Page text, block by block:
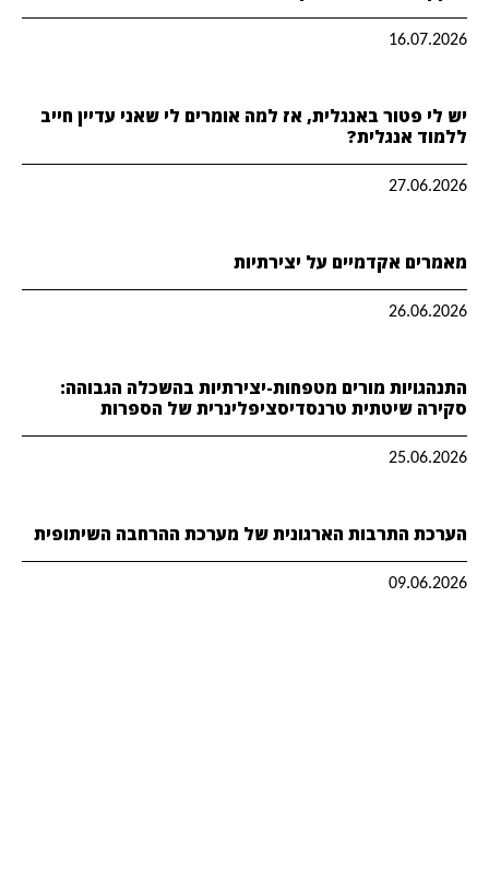
16.07.2026
יש לי פטור באנגלית, אז למה אומרים לי שאני עדיין חייב
ללמוד אנגלית?
27.06.2026
מאמרים אקדמיים על יצירתיות
26.06.2026
התנהגויות מורים מטפחות-יצירתיות בהשכלה הגבוהה:
סקירה שיטתית טרנסדיסציפלינרית של הספרות
25.06.2026
הערכת התרבות הארגונית של מערכת ההרחבה השיתופית
09.06.2026